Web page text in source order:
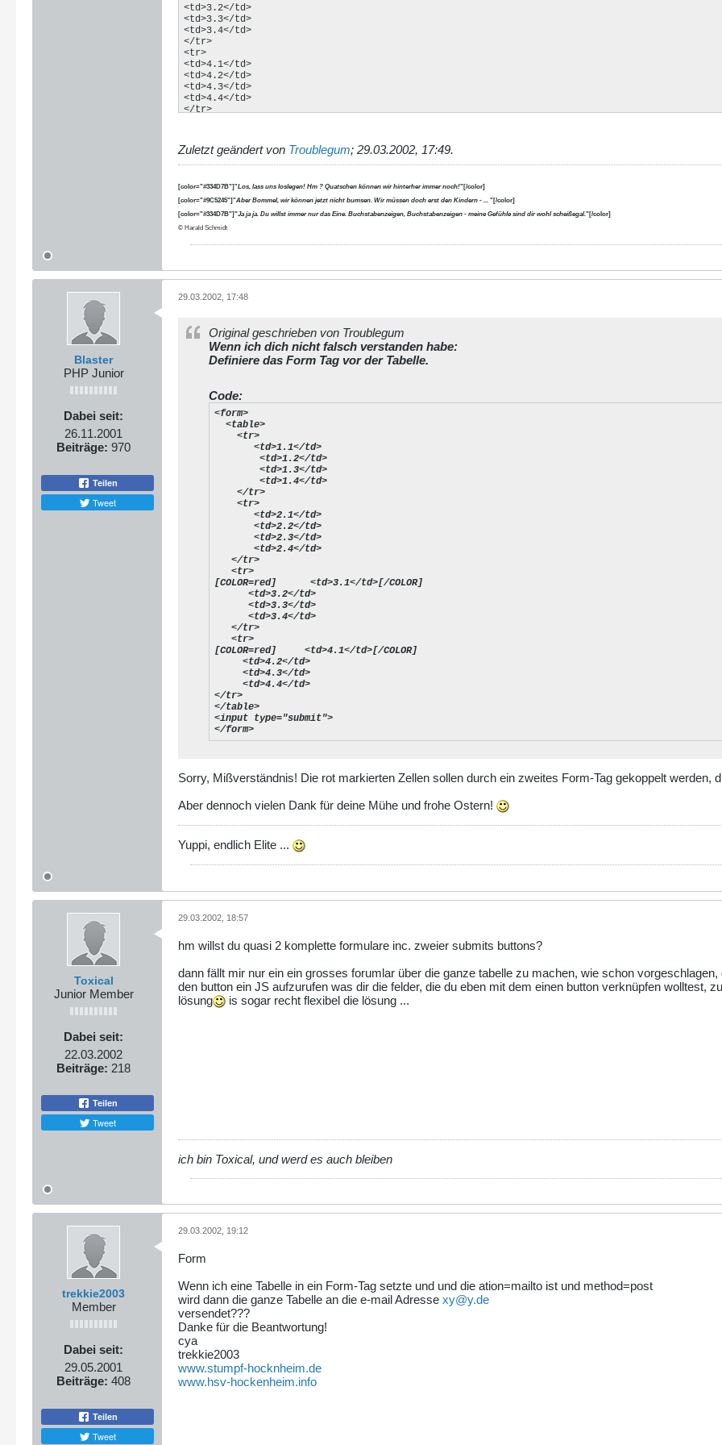
<td>3.2</td>
<td>3.3</td>
<td>3.4</td>
</tr>
<tr>
<td>4.1</td>
<td>4.2</td>
<td>4.3</td>
<td>4.4</td>
</tr>
</form>
Zuletzt geändert von Troublegum; 29.03.2002, 17:49.
[color="#334D7B"]"Los, lass uns loslegen! Hm ? Quatschen können wir hinterher immer noch!"[/color]
[color="#9C5245"]"Aber Bommel, wir können jetzt nicht bumsen. Wir müssen doch erst den Kindern - ... "[/color]
[color="#334D7B"]"Ja ja ja. Du willst immer nur das Eine. Buchstabenzeigen, Buchstabenzeigen - meine Gefühle sind dir wohl scheißegal."[/color]
© Harald Schmidt
Blaster
PHP Junior
Dabei seit:
26.11.2001
Beiträge: 970
Teilen
Tweet
29.03.2002, 17:48
Original geschrieben von Troublegum
Wenn ich dich nicht falsch verstanden habe:
Definiere das Form Tag vor der Tabelle.
Code:
<form>
  <table>
    <tr>
       <td>1.1</td>
        <td>1.2</td>
        <td>1.3</td>
        <td>1.4</td>
    </tr>
    <tr>
       <td>2.1</td>
       <td>2.2</td>
       <td>2.3</td>
       <td>2.4</td>
   </tr>
   <tr>
[COLOR=red]      <td>3.1</td>[/COLOR]
      <td>3.2</td>
      <td>3.3</td>
      <td>3.4</td>
   </tr>
   <tr>
[COLOR=red]     <td>4.1</td>[/COLOR]
     <td>4.2</td>
     <td>4.3</td>
     <td>4.4</td>
</tr>
</table>
<input type="submit">
</form>
Sorry, Mißverständnis! Die rot markierten Zellen sollen durch ein zweites Form-Tag gekoppelt werden,
Aber dennoch vielen Dank für deine Mühe und frohe Ostern!
Yuppi, endlich Elite ...
Toxical
Junior Member
Dabei seit:
22.03.2002
Beiträge: 218
Teilen
Tweet
29.03.2002, 18:57
hm willst du quasi 2 komplette formulare inc. zweier submits buttons?
dann fällt mir nur ein ein grosses forumlar über die ganze tabelle zu machen, wie schon
den button ein JS aufzurufen was dir die felder, die du eben mit dem einen button verknüpfen wolltest,
lösung
is sogar recht flexibel die lösung ...
ich bin Toxical, und werd es auch bleiben
trekkie2003
Member
Dabei seit:
29.05.2001
Beiträge: 408
Teilen
Tweet
29.03.2002, 19:12
Form
Wenn ich eine Tabelle in ein Form-Tag setzte und und die ation=mailto ist und method=post
wird dann die ganze Tabelle an die e-mail Adresse xy@y.de
versendet???
Danke für die Beantwortung!
cya
trekkie2003
www.stumpf-hocknheim.de
www.hsv-hockenheim.info